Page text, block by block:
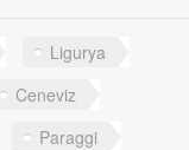
Ligurya
Ceneviz
Paraggi